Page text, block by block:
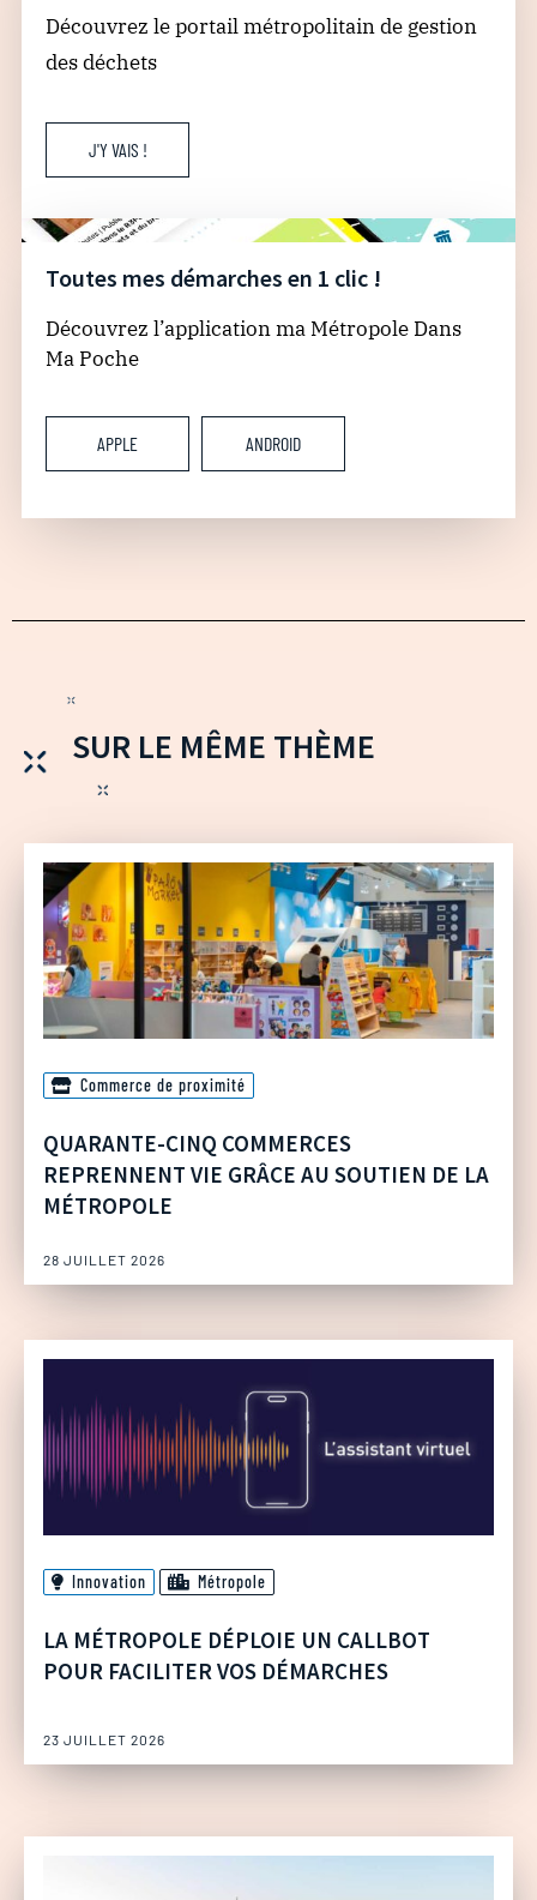
Découvrez le portail métropolitain de gestion
des déchets
J'Y VAIS !
Toutes mes démarches en 1 clic !
Découvrez l’application ma Métropole Dans
Ma Poche
APPLE ANDROID
SUR LE MÊME THÈME
Commerce de proximité
QUARANTE-CINQ COMMERCES
REPRENNENT VIE GRÂCE AU SOUTIEN DE LA
MÉTROPOLE
28 JUILLET 2026
Innovation Métropole
LA MÉTROPOLE DÉPLOIE UN CALLBOT
POUR FACILITER VOS DÉMARCHES
23 JUILLET 2026